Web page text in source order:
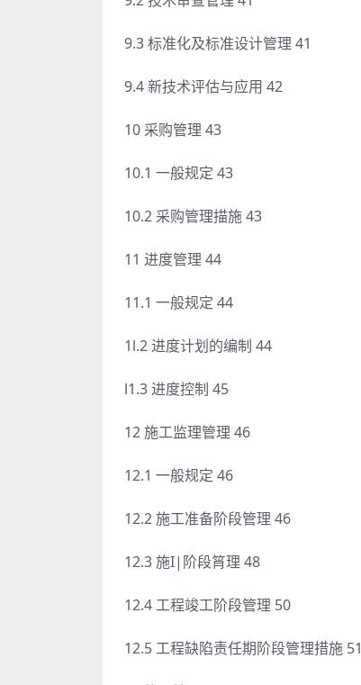
9.3 标准化及标准设计管理 41
9.4 新技术评估与应用 42
10 采购管理 43
10.1 一般规定 43
10.2 采购管理描施 43
11 进度管理 44
11.1 一般规定 44
1l.2 进度计划的编制 44
l1.3 进度控制 45
12 施工监理管理 46
12.1 一般规定 46
12.2 施工准备阶段管理 46
12.3 施I|阶段筲理 48
12.4 工程竣工阶段管理 50
12.5 工程缺陷责任期阶段管理措施 51